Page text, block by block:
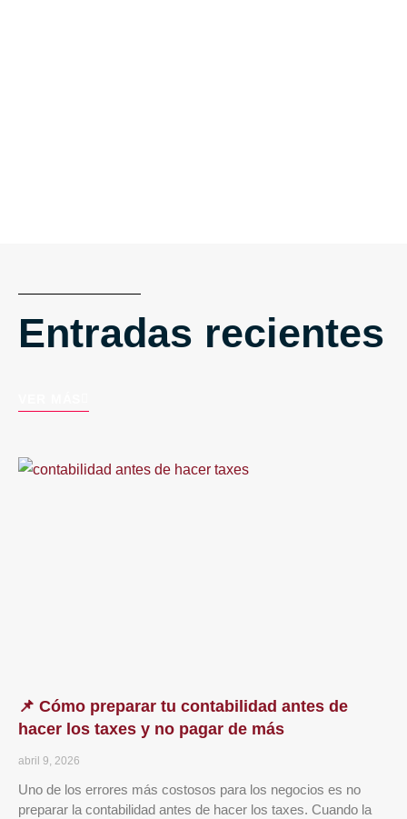
Entradas recientes
📌 Cómo preparar tu contabilidad antes de
hacer los taxes y no pagar de más
abril 9, 2026
Uno de los errores más costosos para los negocios es no
preparar la contabilidad antes de hacer los taxes. Cuando la